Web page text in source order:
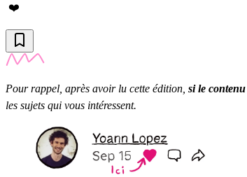
❤️
Pour rappel, après avoir lu cette édition, si le
les sujets qui vous intéressent.